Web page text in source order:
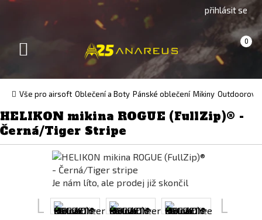
version(Slovak)
přihlásit se
Košík 0
(prázdný)
Toggle
Vše pro airsoft Oblečení a Boty Pánské oblečení Mikiny Outdoorové
HELIKON mikina ROGUE (FullZip)® -
Černá/Tiger Stripe
Je nám líto, ale prodej již skončil